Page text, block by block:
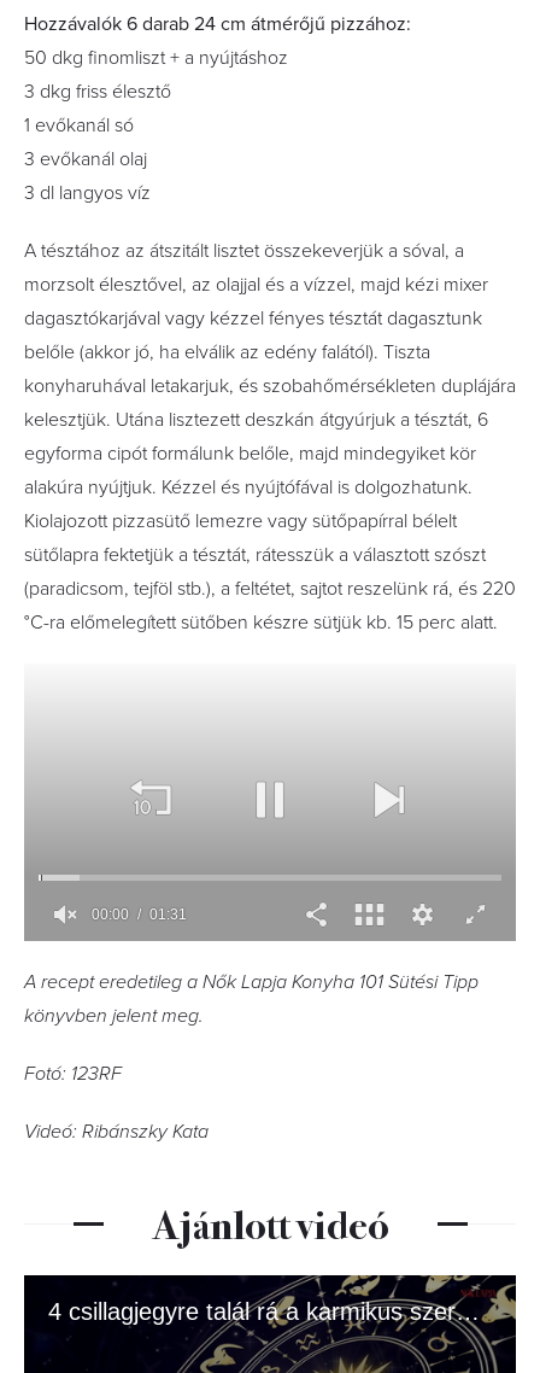
Hozzávalók 6 darab 24 cm átmérőjű pizzához:
50 dkg finomliszt + a nyújtáshoz
3 dkg friss élesztő
1 evőkanál só
3 evőkanál olaj
3 dl langyos víz
A tésztához az átszitált lisztet összekeverjük a sóval, a
morzsolt élesztővel, az olajjal és a vízzel, majd kézi mixer
dagasztókarjával vagy kézzel fényes tésztát dagasztunk
belőle (akkor jó, ha elválik az edény falától). Tiszta
konyharuhával letakarjuk, és szobahőmérsékleten duplájára
kelesztjük. Utána lisztezett deszkán átgyúrjuk a tésztát, 6
egyforma cipót formálunk belőle, majd mindegyiket kör
alakúra nyújtjuk. Kézzel és nyújtófával is dolgozhatunk.
Kiolajozott pizzasütő lemezre vagy sütőpapírral bélelt
sütőlapra fektetjük a tésztát, rátesszük a választott szószt
(paradicsom, tejföl stb.), a feltétet, sajtot reszelünk rá, és 220
°C-ra előmelegített sütőben készre sütjük kb. 15 perc alatt.
A recept eredetileg a Nők Lapja Konyha 101 Sütési Tipp
könyvben jelent meg.
Fotó: 123RF
Videó: Ribánszky Kata
Ajánlott videó
4 csillagjegyre talál rá a karmikus szerelem júliusban